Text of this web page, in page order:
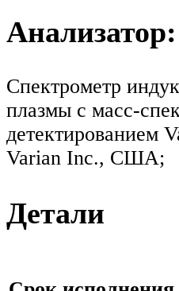
Анализатор:
Спектрометр
плазмы с масс-
детектированием
Varian Inc., США;
Детали